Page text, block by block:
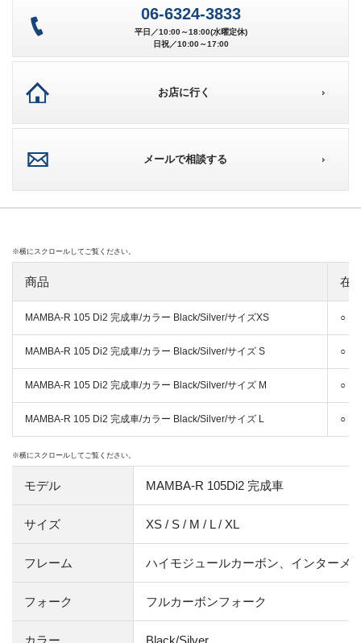
06-6324-3833
平日／10:00～18:00(水曜定休)
日祝／10:00～17:00
お店に行く
メールで相談する
商品 在
MAMBA-R 105 Di2 完成車/カラー Black/Silver/サイズXS ○ メ
MAMBA-R 105 Di2 完成車/カラー Black/Silver/サイズ S ○ メ
MAMBA-R 105 Di2 完成車/カラー Black/Silver/サイズ M ○ メ
MAMBA-R 105 Di2 完成車/カラー Black/Silver/サイズ L ○ メ
モデル MAMBA-R 105Di2 完成車
サイズ XS / S / M / L / XL
フレーム ハイモジュールカーボン、インターメ
フォーク フルカーボンフォーク
カラー Black/Silver